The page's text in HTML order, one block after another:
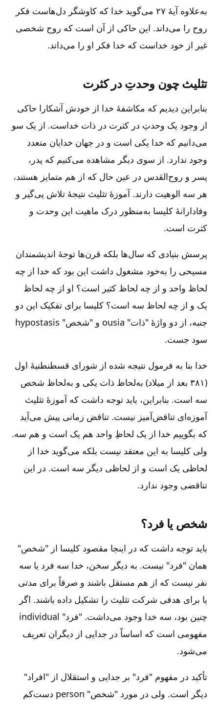
به‌علاوه آیۀ ۲۷ می‌گوید خدا که کاوشگر دل‌هاست فکر
روح را می‌داند. این حاکی از آن است که روح شخصی
غیر از خود خداست که خدا فکر او را می‌داند.
تثلیث چون وحدتِ در کثرت
بنابراین دیدیم که مکاشفۀ خدا از خودش آشکارا حاکی
از وجود یک وحدتِ در کثرت در ذات خداست. از یک سو
می‌دانیم که خدا یکی است و در جهان خدایان متعدد
وجود ندارد. از سوی دیگر مشاهده می‌کنیم که پدر،
پسر و روح‌‌القدس در عین حال که از هم متمایز هستند،
هر سه الوهیت دارند. آموزۀ تثلیث نتیجۀ تلاش پی‌گیر و
وفادارانۀ کلیسا به‌‌منظور درک ماهیت این وحدت و
کثرت است.
پرسش بنیادی که سال‌ها بلکه قرن‌ها توجۀ اندیشمندان
مسیحی را به‌خود مشغول داشت این بود که خدا از چه
لحاظ واحد و از چه لحاظ کثیر است؟ او از چه لحاظ
یک و از چه لحاظ سه است؟ کلیسا برای تفکیک این دو
جنبه، از دو واژۀ "ذات" ousia و "شخص" hypostasis
سود جست.
خدا بنا به فرمول نتیجه شده از شورای قسطنطنیۀ اول
(۳۸۱ بعد از میلاد) به‌‌لحاظ ذات یکی و به‌‌لحاظ شخص
سه است. بنابراین، باید توجه داشت که آموزۀ تثلیث
آموزه‌ای تناقض‌آمیز نیست. تناقض زمانی پیش می‌آید
که بگوییم خدا از یک لحاظِ واحد هم یک است و هم سه.
ولی کلیسا به این معتقد نیست بلکه می‌گوید خدا از
لحاظی یک است و از لحاظی دیگر سه است. در این
تناقضی وجود ندارد.
شخص یا فرد؟
باید توجه داشت که در اینجا مقصود کلیسا از "شخص"
همان "فرد" نیست. به دیگر سخن، خدا سه فرد یا سه
نفر نیست که از هم مستقل باشند و صرفاً برای مدتی
یا برای هدفی شرکت تثلیث را تشکیل داده باشند. اگر
چنین بود، سه خدا وجود می‌داشت. "فرد" individual
مفهومی است که اساساً در جدایی از دیگران تعریف
می‌شود.
تأکید در مفهوم "فرد" بر جدایی و استقلال از "افراد"
دیگر است. ولی در مورد "شخص" person دست‌کم